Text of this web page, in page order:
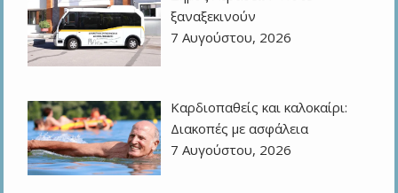
ξαναξεκινούν
7 Αυγούστου, 2026
Καρδιοπαθείς και καλοκαίρι:
Διακοπές με ασφάλεια
7 Αυγούστου, 2026